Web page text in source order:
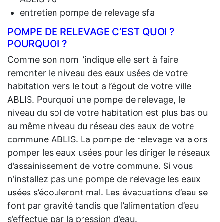
entretien pompe de relevage sfa
POMPE DE RELEVAGE C’EST QUOI ?
POURQUOI ?
Comme son nom l’indique elle sert à faire
remonter le niveau des eaux usées de votre
habitation vers le tout a l’égout de votre ville
ABLIS. Pourquoi une pompe de relevage, le
niveau du sol de votre habitation est plus bas ou
au même niveau du réseau des eaux de votre
commune ABLIS. La pompe de relevage va alors
pomper les eaux usées pour les diriger le réseaux
d’assainissement de votre commune. Si vous
n’installez pas une pompe de relevage les eaux
usées s’écouleront mal. Les évacuations d’eau se
font par gravité tandis que l’alimentation d’eau
s’effectue par la pression d’eau.